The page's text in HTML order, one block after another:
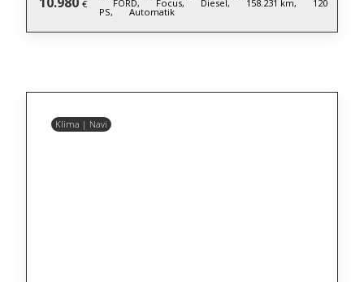
€ FORD, Focus, Diesel, 158.231 km, 120
PS, Automatik
Klima | Navi